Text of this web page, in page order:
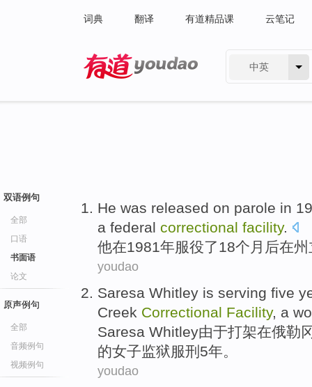
词典 翻译 有道精品课 云笔记
中英
双语例句
全部
口语
书面语
论文
原声例句
全部
音频例句
视频例句
He was released on parole in
a federal correctional facility.
他在1981年服役了18个月 后在州
youdao
Saresa Whitley is serving five
Creek Correctional Facility, a
Saresa Whitley由于打架在俄勒
的女子监狱服刑 5年。
youdao